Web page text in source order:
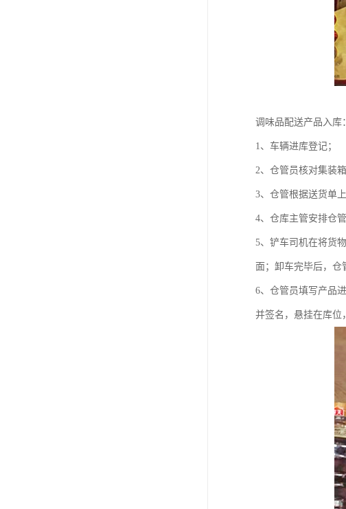
调味品配送产品入库：
1、车辆进库登记；
2、仓管员核对集装
3、仓管根据送货单
4、仓库主管安排仓
5、铲车司机在将货
面；卸车完毕后，仓
6、仓管员填写产品
并签名，悬挂在库位